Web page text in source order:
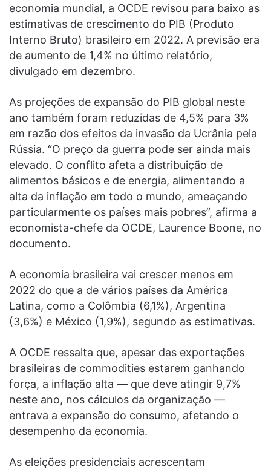
economia mundial, a OCDE revisou para baixo as
estimativas de crescimento do PIB (Produto
Interno Bruto) brasileiro em 2022. A previsão era
de aumento de 1,4% no último relatório,
divulgado em dezembro.
As projeções de expansão do PIB global neste
ano também foram reduzidas de 4,5% para 3%
em razão dos efeitos da invasão da Ucrânia pela
Rússia. “O preço da guerra pode ser ainda mais
elevado. O conflito afeta a distribuição de
alimentos básicos e de energia, alimentando a
alta da inflação em todo o mundo, ameaçando
particularmente os países mais pobres”, afirma a
economista-chefe da OCDE, Laurence Boone, no
documento.
A economia brasileira vai crescer menos em
2022 do que a de vários países da América
Latina, como a Colômbia (6,1%), Argentina
(3,6%) e México (1,9%), segundo as estimativas.
A OCDE ressalta que, apesar das exportações
brasileiras de commodities estarem ganhando
força, a inflação alta — que deve atingir 9,7%
neste ano, nos cálculos da organização —
entrava a expansão do consumo, afetando o
desempenho da economia.
As eleições presidenciais acrescentam